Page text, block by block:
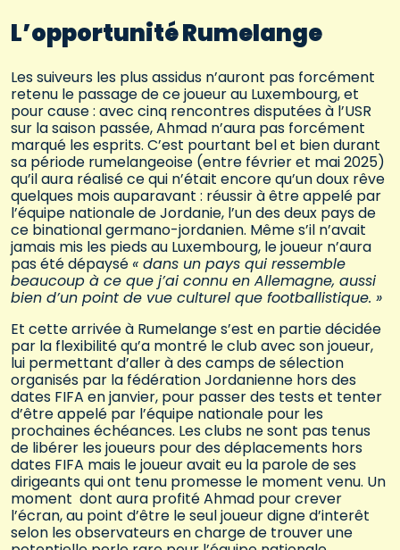
L’opportunité Rumelange
Les suiveurs les plus assidus n’auront pas forcément
retenu le passage de ce joueur au Luxembourg, et
pour cause : avec cinq rencontres disputées à l’USR
sur la saison passée, Ahmad n’aura pas forcément
marqué les esprits. C’est pourtant bel et bien durant
sa période rumelangeoise (entre février et mai 2025)
qu’il aura réalisé ce qui n’était encore qu’un doux rêve
quelques mois auparavant : réussir à être appelé par
l’équipe nationale de Jordanie, l’un des deux pays de
ce binational germano-jordanien. Même s’il n’avait
jamais mis les pieds au Luxembourg, le joueur n’aura
pas été dépaysé« dans un pays qui ressemble
beaucoup à ce que j’ai connu en Allemagne, aussi
bien d’un point de vue culturel que footballistique. »
Et cette arrivée à Rumelange s’est en partie décidée
par la flexibilité qu’a montré le club avec son joueur,
lui permettant d’aller à des camps de sélection
organisés par la fédération Jordanienne hors des
dates FIFA en janvier, pour passer des tests et tenter
d’être appelé par l’équipe nationale pour les
prochaines échéances. Les clubs ne sont pas tenus
de libérer les joueurs pour des déplacements hors
dates FIFA mais le joueur avait eu la parole de ses
dirigeants qui ont tenu promesse le moment venu. Un
moment dont aura profité Ahmad pour crever
l’écran, au point d’être le seul joueur digne d’interêt
selon les observateurs en charge de trouver une